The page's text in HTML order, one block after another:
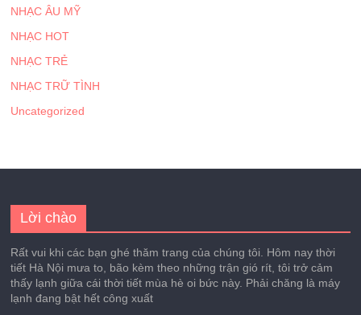
NHẠC ÂU MỸ
NHẠC HOT
NHẠC TRẺ
NHẠC TRỮ TÌNH
Uncategorized
Lời chào
Rất vui khi các bạn ghé thăm trang của chúng tôi. Hôm nay thời
tiết Hà Nội mưa to, bão kèm theo những trận gió rít, tôi trở cảm
thấy lạnh giữa cái thời tiết mùa hè oi bức này. Phải chăng là máy
lạnh đang bật hết công xuất